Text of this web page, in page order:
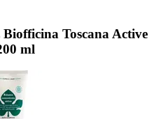
Toscana Active
ml